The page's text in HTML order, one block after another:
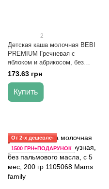
2
Детская каша молочная BEBI
PREMIUM Гречневая с
яблоком и абрикосом, без
пальмового масла, с 5 мес,
173.63 грн
Купить
От 2-х дешевле-
1500 ГРН+ПОДАРУНОК